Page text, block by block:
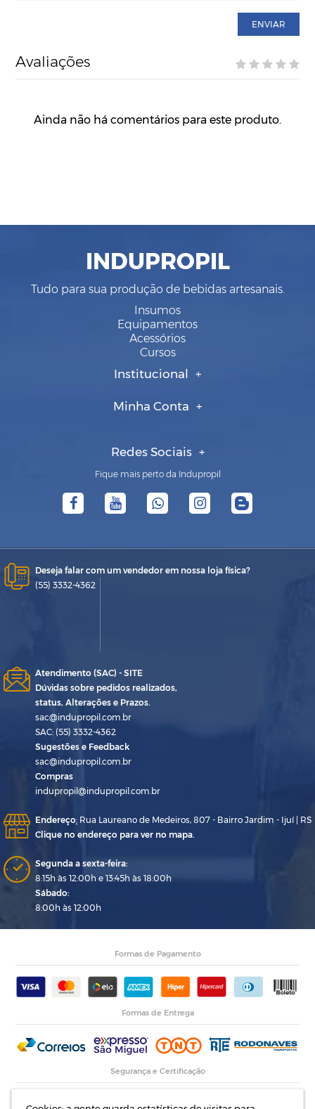
ENVIAR
Avaliações
Ainda não há comentários para este produto.
INDUPROPIL
Tudo para sua produção de bebidas artesanais.
Insumos
Equipamentos
Acessórios
Cursos
Institucional
Minha Conta
Redes Sociais
Fique mais perto da Indupropil
Deseja falar com um vendedor em nossa loja física?
(55) 3332-4362
Atendimento (SAC) - SITE
Dúvidas sobre pedidos realizados,
status, Alterações e Prazos.
sac@indupropil.com.br
SAC: (55) 3332-4362
Sugestões e Feedback
sac@indupropil.com.br
Compras
indupropil@indupropil.com.br
Endereço: Rua Laureano de Medeiros, 807 - Bairro Jardim - Ijuí | RS
Clique no endereço para ver no mapa.
Segunda a sexta-feira:
8:15h às 12:00h e 13:45h às 18:00h
Sábado:
8:00h às 12:00h
Formas de Pagamento
Formas de Entrega
Segurança e Certificação